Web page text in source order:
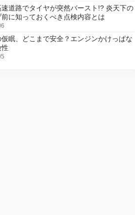
道路でタイヤが突然バースト!? 炎天下の
前に知っておくべき点検内容とは
眠、どこまで安全？エンジンかけっぱな
性